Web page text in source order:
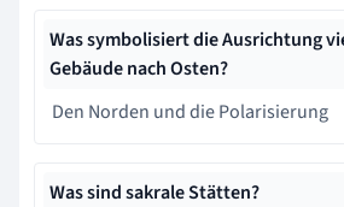
Was symbolisiert die Ausrichtung
Gebäude nach Osten?
Den Norden und die Polarisierung
Was sind sakrale Stätten?